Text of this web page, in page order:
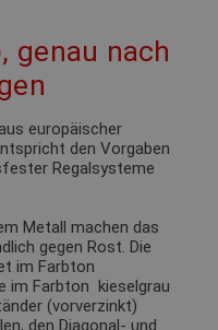
genau nach
europäischer
den Vorgaben
Regalsysteme
Metall machen das
gegen Rost. Die
im Farbton
im Farbton
kieselgrau
(vorverzinkt)
den Diagonal- und